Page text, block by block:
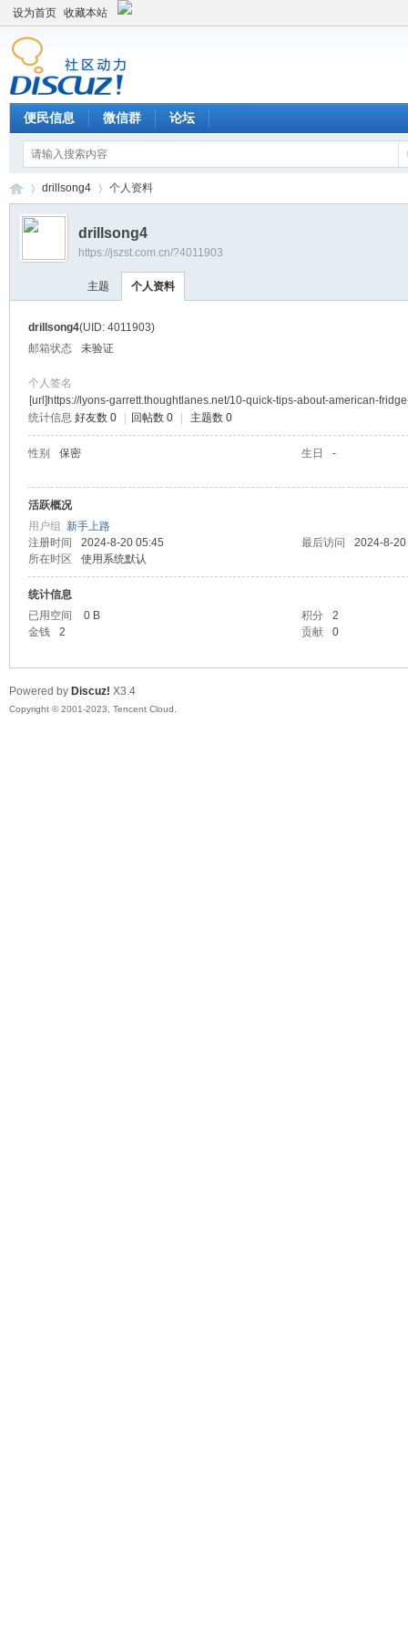
设为首页 收藏本站
便民信息 微信群 论坛
›
drillsong4 个人资料
drillsong4
https://jszst.com.cn/?4011903
主题 个人资料
drillsong4(UID: 4011903)
邮箱状态
未验证
个人签名
[url]https://lyons-garrett.thoughtlanes.net/10-quick-tips-about-american-
统计信息 好友数 0 回帖数 0 主题数 0
性别 保密 生日 -
活跃概况
用户组 新手上路
注册时间
2024-8-20 05:45 最后访问
2024-8-
所在时区
使用系统默认
统计信息
已用空间
0 B 积分
2
金钱
2 贡献 0
Powered by Discuz! X3.4
Copyright © 2001-2023, Tencent Cloud.